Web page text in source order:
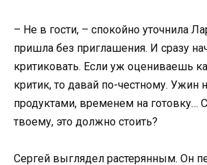
– Не в гости, – спокойно уточнила
пришла без приглашения. И сразу
критиковать. Если уж оцениваешь
критик, то давай по-честному. Ужин
продуктами, временем на готовку…
твоему, это должно стоить?
Сергей выглядел растерянным. Он